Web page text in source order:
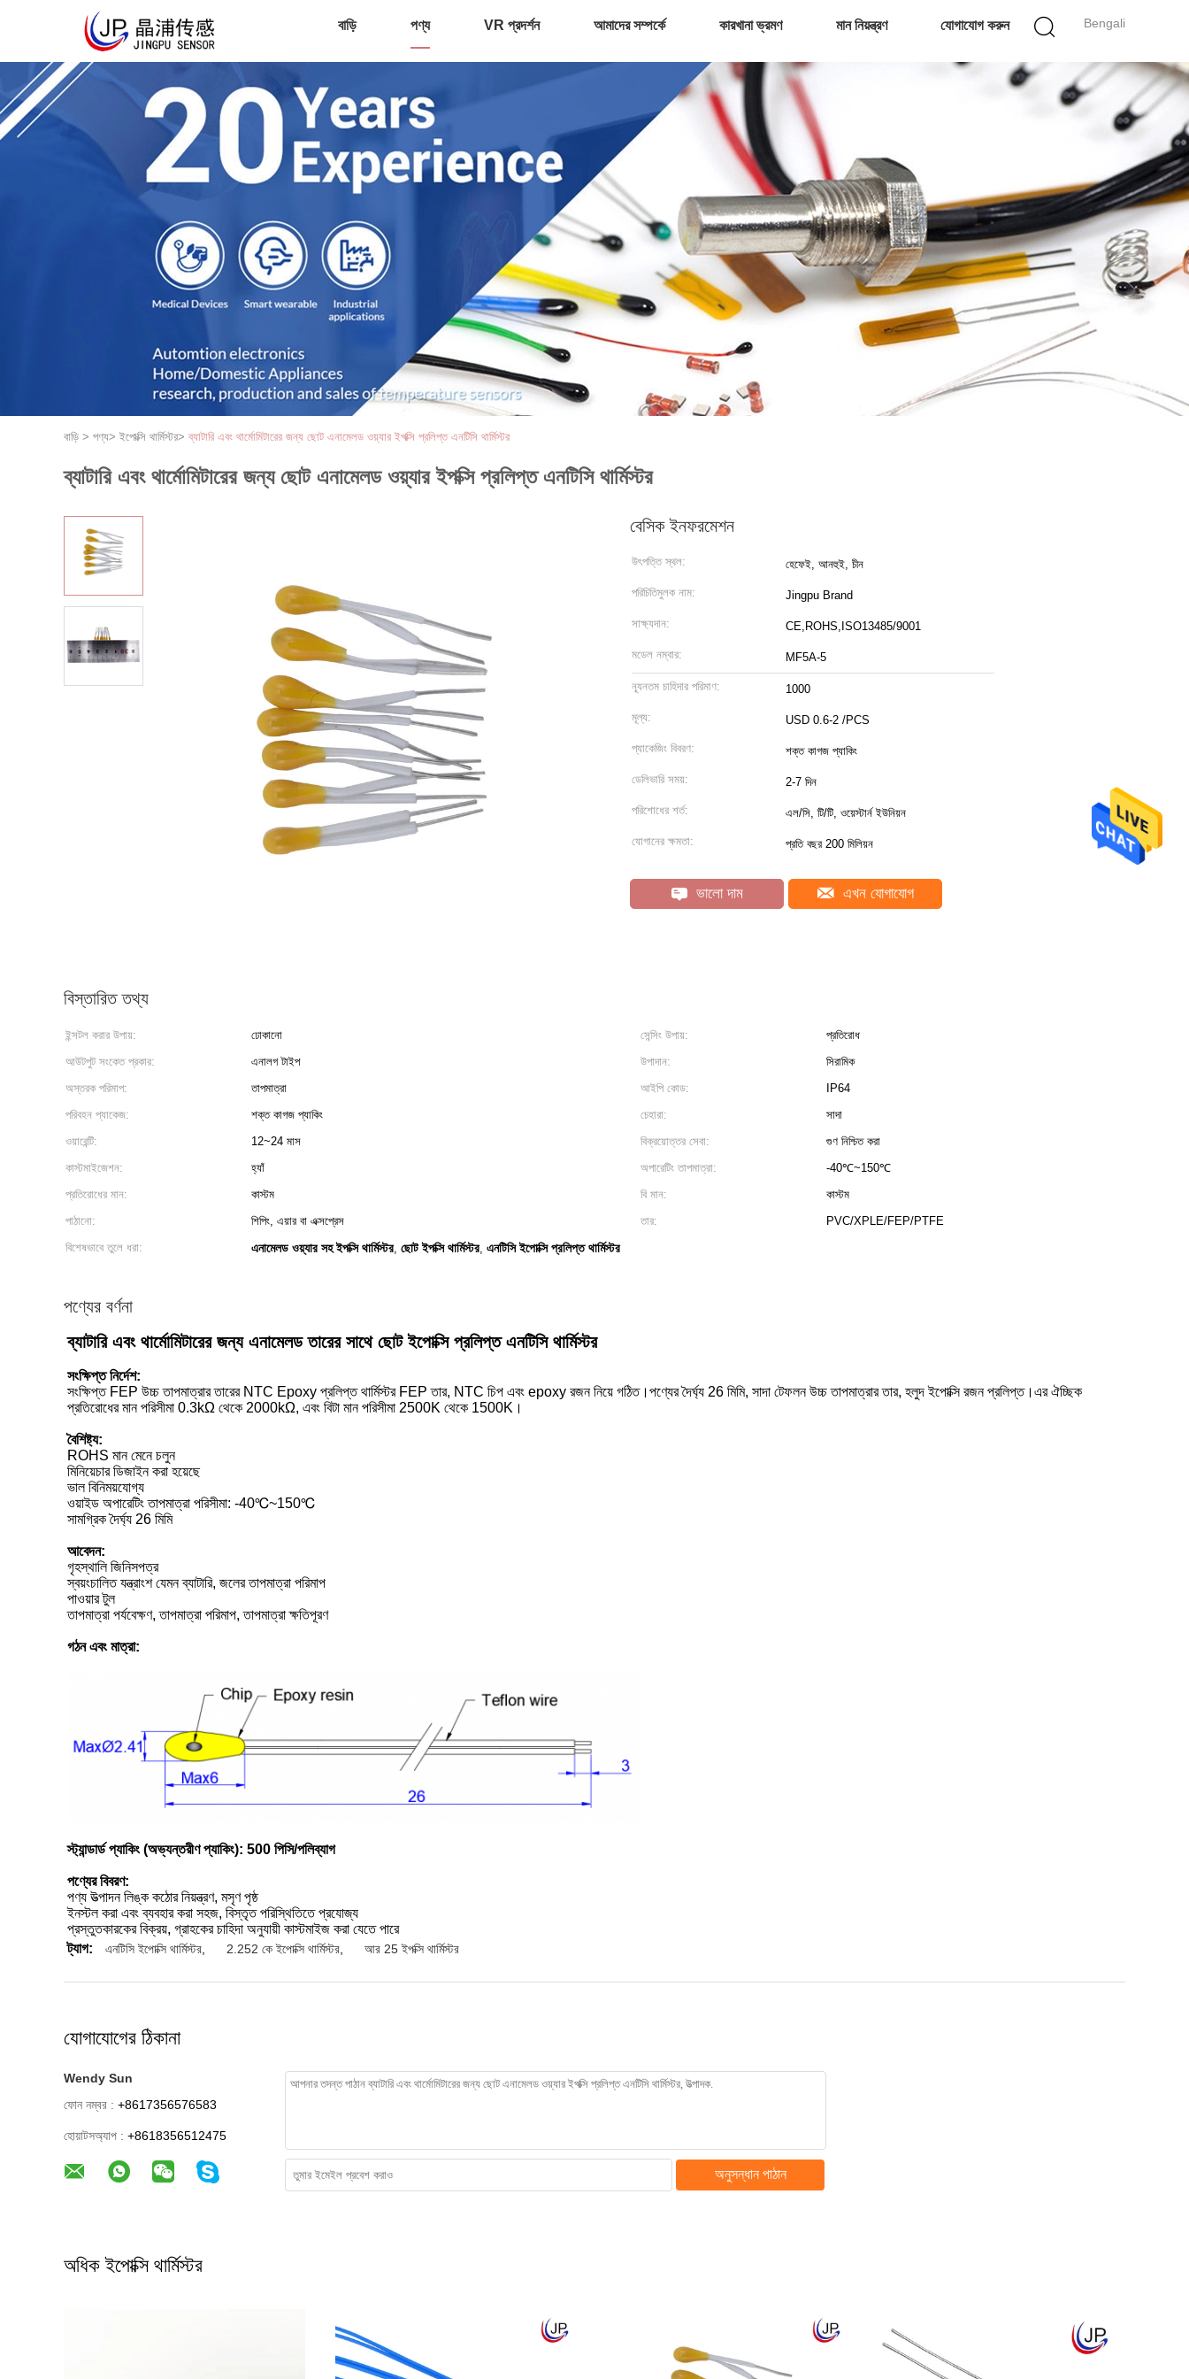
Bengali
বাড়ি পণ্য VR প্রদর্শন আমাদের সম্পর্কে কারখানা ভ্রমণ মান নিয়ন্ত্রণ যোগাযোগ করুন
বাড়ি > পণ্য> ইপোক্সি থার্মিস্টর> ব্যাটারি এবং থার্মোমিটারের জন্য ছোট এনামেলড ওয়্যার ইপক্সি প্রলিপ্ত এনটিসি থার্মিস্টর
ব্যাটারি এবং থার্মোমিটারের জন্য ছোট এনামেলড ওয়্যার ইপক্সি প্রলিপ্ত এনটিসি থার্মিস্টর
বেসিক ইনফরমেশন
উৎপত্তি স্থল: হেফেই, আনহুই, চীন
পরিচিতিমুলক নাম: Jingpu Brand
সাক্ষ্যদান: CE,ROHS,ISO13485/9001
মডেল নম্বার: MF5A-5
ন্যূনতম চাহিদার পরিমাণ: 1000
মূল্য: USD 0.6-2 /PCS
প্যাকেজিং বিবরণ: শক্ত কাগজ প্যাকিং
ডেলিভারি সময়: 2-7 দিন
পরিশোধের শর্ত: এল/সি, টি/টি, ওয়েস্টার্ন ইউনিয়ন
যোগানের ক্ষমতা: প্রতি বছর 200 মিলিয়ন
ভালো দাম এখন যোগাযোগ
বিস্তারিত তথ্য
ইন্সটল করার উপায়: ঢোকানো সেন্সিং উপায়:
প্রতিরোধ
আউটপুট সংকেত প্রকার:
এনালগ টাইপ উপাদান:
সিরামিক
অস্তরক পরিমাপ:
তাপমাত্রা আইপি কোড:
IP64
পরিবহন প্যাকেজ:
শক্ত কাগজ প্যাকিং চেহারা:
সাদা
ওয়ারেন্টি:
12~24 মাস বিক্রয়োত্তর সেবা:
গুণ নিশ্চিত করা
কাস্টমাইজেশন:
হ্যাঁ অপারেটিং তাপমাত্রা:
-40℃~150℃
প্রতিরোধের মান:
কাস্টম বি মান:
কাস্টম
পাঠানো:
শিপিং, এয়ার বা এক্সপ্রেস তার:
PVC/XPLE/FEP/PTFE
বিশেষভাবে তুলে ধরা:
এনামেলড ওয়্যার সহ ইপক্সি থার্মিস্টর, ছোট ইপক্সি থার্মিস্টর, এনটিসি ইপোক্সি প্রলিপ্ত থার্মিস্টর
পণ্যের বর্ণনা
ব্যাটারি এবং থার্মোমিটারের জন্য এনামেলড তারের সাথে ছোট ইপোক্সি প্রলিপ্ত এনটিসি থার্মিস্টর
সংক্ষিপ্ত নির্দেশ:
সংক্ষিপ্ত FEP উচ্চ তাপমাত্রার তারের NTC Epoxy প্রলিপ্ত থার্মিস্টর FEP তার, NTC চিপ এবং epoxy রজন নিয়ে গঠিত।পণ্যের দৈর্ঘ্য 26 মিমি, সাদা টেফলন উচ্চ তাপমাত্রার তার, হলুদ ইপোক্সি রজন প্রলিপ্ত।এর ঐচ্ছিক
প্রতিরোধের মান পরিসীমা 0.3kΩ থেকে 2000kΩ, এবং বিটা মান পরিসীমা 2500K থেকে 1500K।
বৈশিষ্ট্য:
ROHS মান মেনে চলুন
মিনিয়েচার ডিজাইন করা হয়েছে
ভাল বিনিময়যোগ্য
ওয়াইড অপারেটিং তাপমাত্রা পরিসীমা: -40℃~150℃
সামগ্রিক দৈর্ঘ্য 26 মিমি
আবেদন:
গৃহস্থালি জিনিসপত্র
স্বয়ংচালিত যন্ত্রাংশ যেমন ব্যাটারি, জলের তাপমাত্রা পরিমাপ
পাওয়ার টুল
তাপমাত্রা পর্যবেক্ষণ, তাপমাত্রা পরিমাপ, তাপমাত্রা ক্ষতিপূরণ
গঠন এবং মাত্রা:
স্ট্যান্ডার্ড প্যাকিং (অভ্যন্তরীণ প্যাকিং): 500 পিসি/পলিব্যাগ
পণ্যের বিবরণ:
পণ্য উত্পাদন লিঙ্ক কঠোর নিয়ন্ত্রণ, মসৃণ পৃষ্ঠ
ইনস্টল করা এবং ব্যবহার করা সহজ, বিস্তৃত পরিস্থিতিতে প্রযোজ্য
প্রস্তুতকারকের বিক্রয়, গ্রাহকের চাহিদা অনুযায়ী কাস্টমাইজ করা যেতে পারে
ট্যাগ:
এনটিসি ইপোক্সি থার্মিস্টর 2.252 কে ইপোক্সি থার্মিস্টর আর 25 ইপক্সি থার্মিস্টর
যোগাযোগের ঠিকানা
Wendy Sun
ফোন নম্বর : +8617356576583
হোয়াটসঅ্যাপ : +8618356512475
অনুসন্ধান পাঠান
অধিক ইপোক্সি থার্মিস্টর